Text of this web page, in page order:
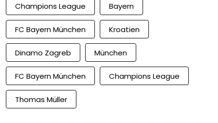
Champions League Bayern
FC Bayern München Kroatien
Dinamo Zagreb München
FC Bayern München Champions League
Thomas Müller